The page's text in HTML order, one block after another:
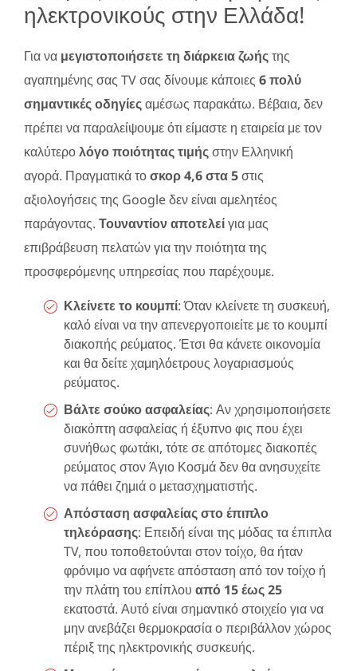
ηλεκτρονικούς στην Ελλάδα!
Για να μεγιστοποιήσετε τη διάρκεια ζωήςτης
αγαπημένης σας TV σας δίνουμε κάποιες 6 πολύ
σημαντικές οδηγίεςαμέσως παρακάτω. Βέβαια, δεν
πρέπει να παραλείψουμε ότι είμαστε η εταιρεία με τον
καλύτερολόγο ποιότητας τιμήςστην Ελληνική
αγορά. Πραγματικά τοσκορ 4,6 στα 5στις
αξιολογήσεις της Google δεν είναι αμελητέος
παράγοντας. Τουναντίον αποτελείγια μας
επιβράβευση πελατών για την ποιότητα της
προσφερόμενης υπηρεσίας που παρέχουμε.
Κλείνετε το κουμπί: Όταν κλείνετε τη συσκευή,
καλό είναι να την απενεργοποιείτε με το κουμπί
διακοπής ρεύματος. Έτσι θα κάνετε οικονομία
και θα δείτε χαμηλόετρους λογαριασμούς
ρεύματος.
Βάλτε σούκο ασφαλείας: Αν χρησιμοποιήσετε
διακόπτη ασφαλείας ή έξυπνο φις που έχει
συνήθως φωτάκι, τότε σε απότομες διακοπές
ρεύματος στον Άγιο Κοσμά δεν θα ανησυχείτε
να πάθει ζημιά ο μετασχηματιστής.
Απόσταση ασφαλείας στο έπιπλο
τηλεόρασης: Επειδή είναι της μόδας τα έπιπλα
TV, που τοποθετούνται στον τοίχο, θα ήταν
φρόνιμο να αφήνετε απόσταση από τον τοίχο ή
την πλάτη του επίπλου από 15 έως 25
εκατοστά. Αυτό είναι σημαντικό στοιχείο για να
μην ανεβάζει θερμοκρασία ο περιβάλλον χώρος
πέριξ της ηλεκτρονικής συσκευής.